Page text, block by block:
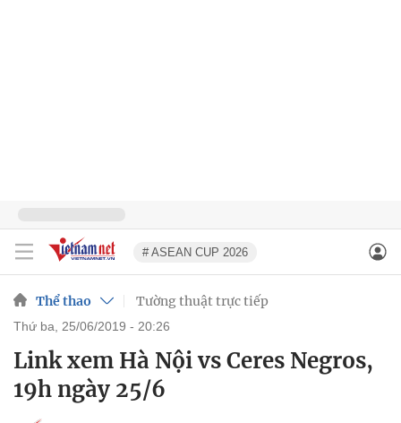
# ASEAN CUP 2026
Thể thao Tường thuật trực tiếp
thứ ba, 25/06/2019 - 20:26
Link xem Hà Nội vs Ceres Negros,
19h ngày 25/6